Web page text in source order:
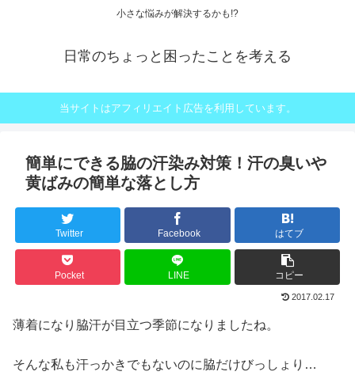
小さな悩みが解決するかも!?
日常のちょっと困ったことを考える
当サイトはアフィリエイト広告を利用しています。
簡単にできる脇の汗染み対策！汗の臭いや
黄ばみの簡単な落とし方
Twitter Facebook はてブ
Pocket LINE コピー
2017.02.17
薄着になり脇汗が目立つ季節になりましたね。
そんな私も汗っかきでもないのに脇だけびっしょり…